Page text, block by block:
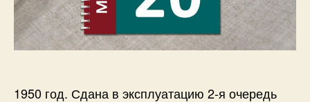
1950 год. Сдана в эксплуатацию 2-я очередь